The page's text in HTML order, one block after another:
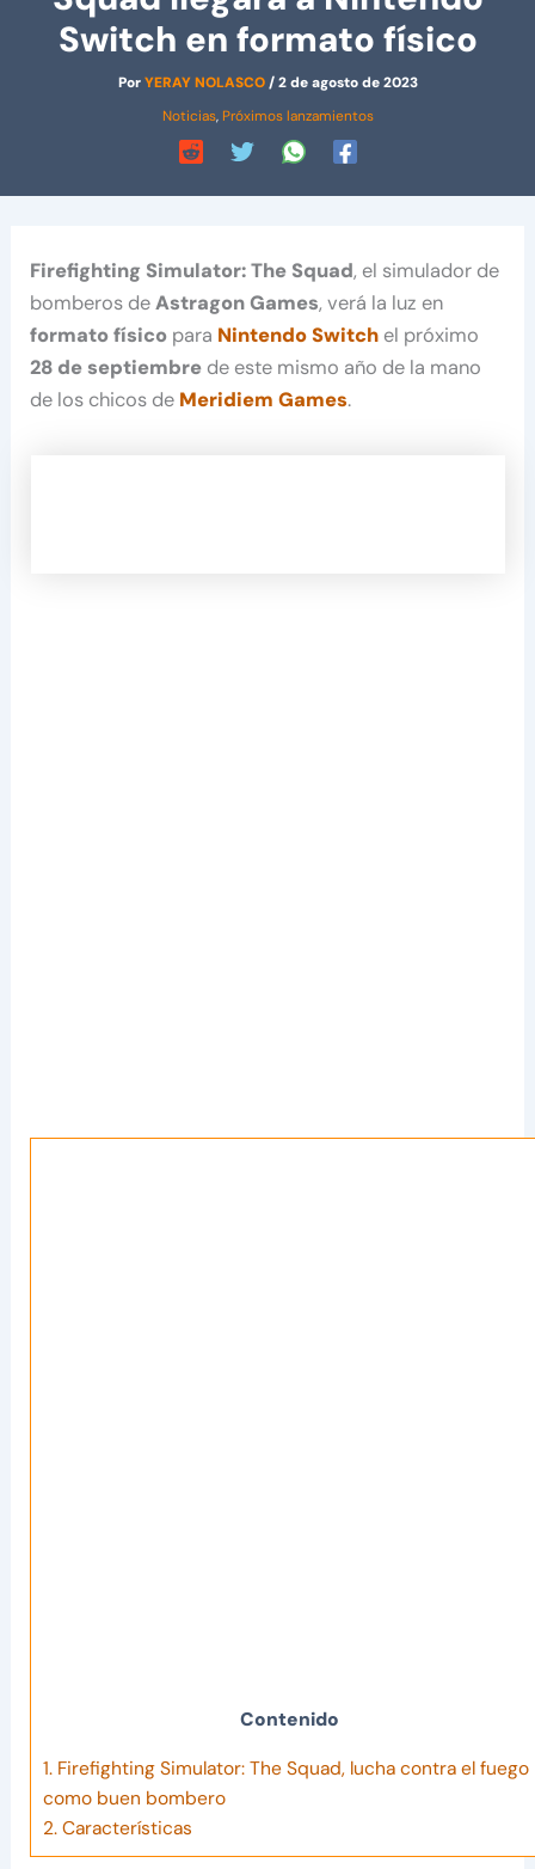
Switch en formato físico
PorYERAY NOLASCO/2 de agosto de 2023
Noticias, Próximos lanzamientos
Firefighting Simulator: The Squad, el simulador de
bomberos deAstragon Games, verá la luz en
formato físico para Nintendo Switch el próximo
28 de septiembre de este mismo año de la mano
de los chicos de Meridiem Games.
Contenido
1. Firefighting Simulator: The Squad, lucha contra el fuego
como buen bombero
2. Características